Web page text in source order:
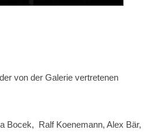
von der Galerie vertretenen
Bocek, Ralf Koenemann, Alex Bär,